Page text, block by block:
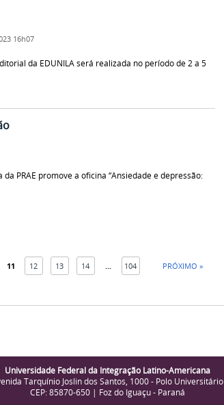
16h07
da EDUNILA será realizada no período de 2 a 5
PRAE promove a oficina “Ansiedade e depressão:
11 12 13 14 104 PRÓXIMO »
Universidade Federal da Integração Latino-Americana
Tarquínio Joslin dos Santos, 1000 - Polo Universitário
CEP: 85870-650 | Foz do Iguaçu - Paraná